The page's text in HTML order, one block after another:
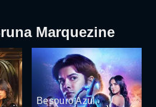
Marquezine
Besouro Azul